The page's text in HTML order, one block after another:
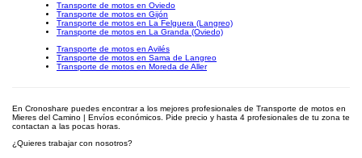
Transporte de motos en Oviedo
Transporte de motos en Gijón
Transporte de motos en La Felguera (Langreo)
Transporte de motos en La Granda (Oviedo)
Transporte de motos en Avilés
Transporte de motos en Sama de Langreo
Transporte de motos en Moreda de Aller
En Cronoshare puedes encontrar a los mejores profesionales de Transporte de motos en
Mieres del Camino | Envíos económicos. Pide precio y hasta 4 profesionales de tu zona te
contactan a las pocas horas.
¿Quieres trabajar con nosotros?